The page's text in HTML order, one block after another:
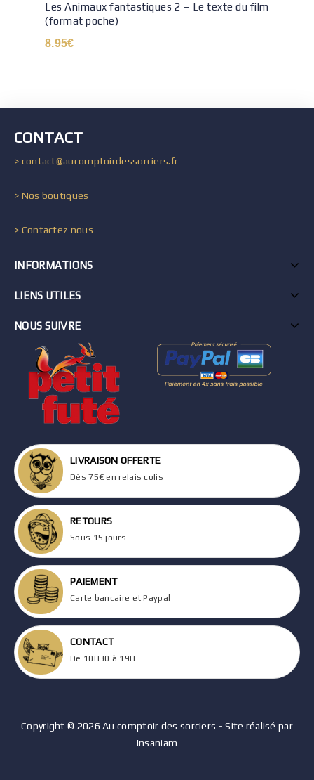
Les Animaux fantastiques 2 – Le texte du film
(format poche)
8.95€
CONTACT
> contact@aucomptoirdessorciers.fr
> Nos boutiques
> Contactez nous
INFORMATIONS
LIENS UTILES
NOUS SUIVRE
LIVRAISON OFFERTE
Dès 75€ en relais colis
RETOURS
Sous 15 jours
PAIEMENT
Carte bancaire et Paypal
CONTACT
De 10H30 à 19H
Copyright © 2026 Au comptoir des sorciers - Site réalisé par
Insaniam